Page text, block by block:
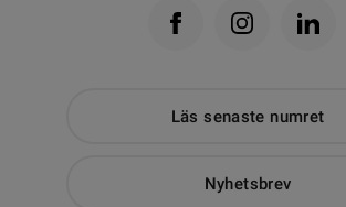
Läs senaste numret
Nyhetsbrev